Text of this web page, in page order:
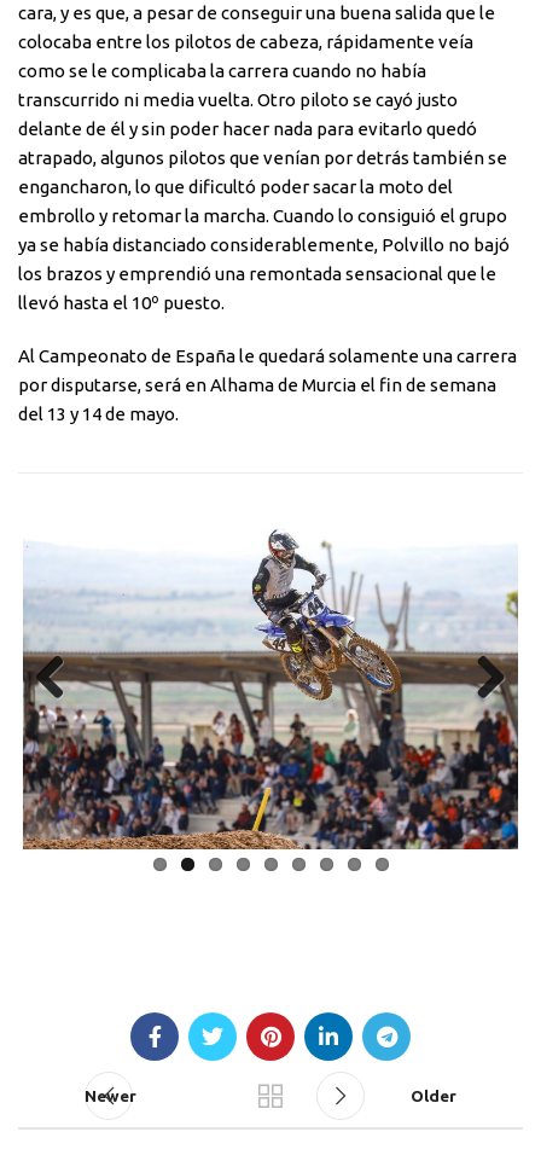
cara, y es que, a pesar de conseguir una buena salida que le
colocaba entre los pilotos de cabeza, rápidamente veía
como se le complicaba la carrera cuando no había
transcurrido ni media vuelta. Otro piloto se cayó justo
delante de él y sin poder hacer nada para evitarlo quedó
atrapado, algunos pilotos que venían por detrás también se
engancharon, lo que dificultó poder sacar la moto del
embrollo y retomar la marcha. Cuando lo consiguió el grupo
ya se había distanciado considerablemente, Polvillo no bajó
los brazos y emprendió una remontada sensacional que le
llevó hasta el 10º puesto.
Al Campeonato de España le quedará solamente una carrera
por disputarse, será en Alhama de Murcia el fin de semana
del 13 y 14 de mayo.
Previous Next
Newer Older